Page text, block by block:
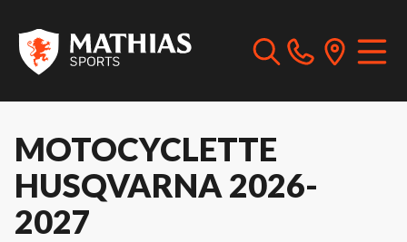
MOTOCYCLETTE
HUSQVARNA 2026-
2027